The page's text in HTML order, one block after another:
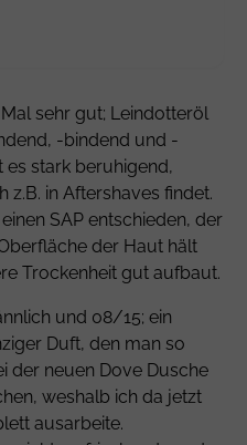
sehr gut; Leindotteröl
-bindend und -
stark beruhigend,
z.B. in Aftershaves findet.
SAP entschieden, der
der Haut hält
Trockenheit gut aufbaut.
und 08/15; ein
Duft, den man so
der neuen Dove Dusche
weshalb ich da jetzt
ausarbeite.